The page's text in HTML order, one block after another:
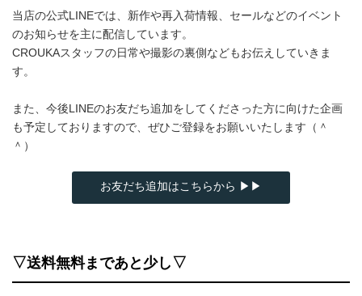
当店の公式LINEでは、新作や再入荷情報、セールなどのイベント
のお知らせを主に配信しています。
CROUKAスタッフの日常や撮影の裏側などもお伝えしていきま
す。
また、今後LINEのお友だち追加をしてくださった方に向けた企画
も予定しておりますので、ぜひご登録をお願いいたします（＾
＾）
お友だち追加はこちらから ▶▶
▽送料無料まであと少し▽